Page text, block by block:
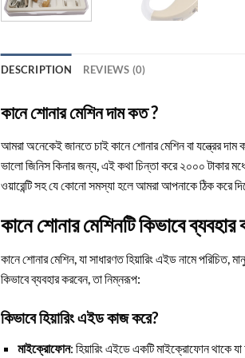
DESCRIPTION REVIEWS (0)
কানে শোনার মেশিন দাম কত ?
আমরা অনেকেই জানতে চাই কানে শোনার মেশিন বা যন্ত্রের
ভালো জিনিস কিনার জন্য, এই কথা চিন্তা করে ২০০০ টাকার
ওয়ারেন্টি সহ যে কোনো সমস্যা হলে আমরা আপনাকে ঠিক করে
কানে শোনার মেশিনটি কিভাবে
কানে শোনার মেশিন, যা সাধারণত হিয়ারিং এইড নামে
কিভাবে ব্যবহার করবেন, তা নিম্নরূপ:
কিভাবে হিয়ারিং এইড কাজ করে?
মাইক্রোফোন: হিয়ারিং এইডে একটি মাইক্রোফোন থাকে